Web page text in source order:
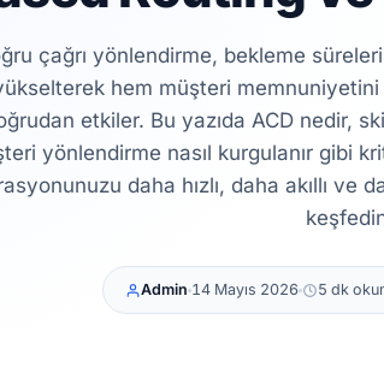
çağrı yönlendirme, bekleme
hem müşteri
etkiler. Bu yazıda ACD nedir,
yönlendirme nasıl kurgulanır gibi
daha hızlı, daha akıllı
Admin 14 Mayıs 2026 5 dk